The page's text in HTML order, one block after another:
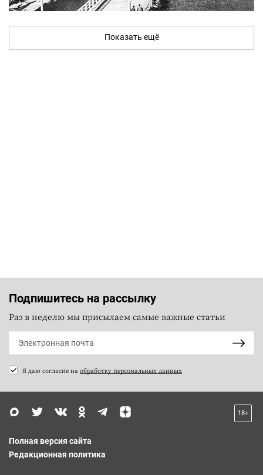
Показать ещё
Подпишитесь на рассылку
Раз в неделю мы присылаем самые важные статьи
Я даю согласие на обработку персональных данных
18+
Полная версия сайта
Редакционная политика